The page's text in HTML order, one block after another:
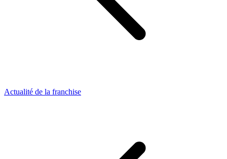
Actualité de la franchise